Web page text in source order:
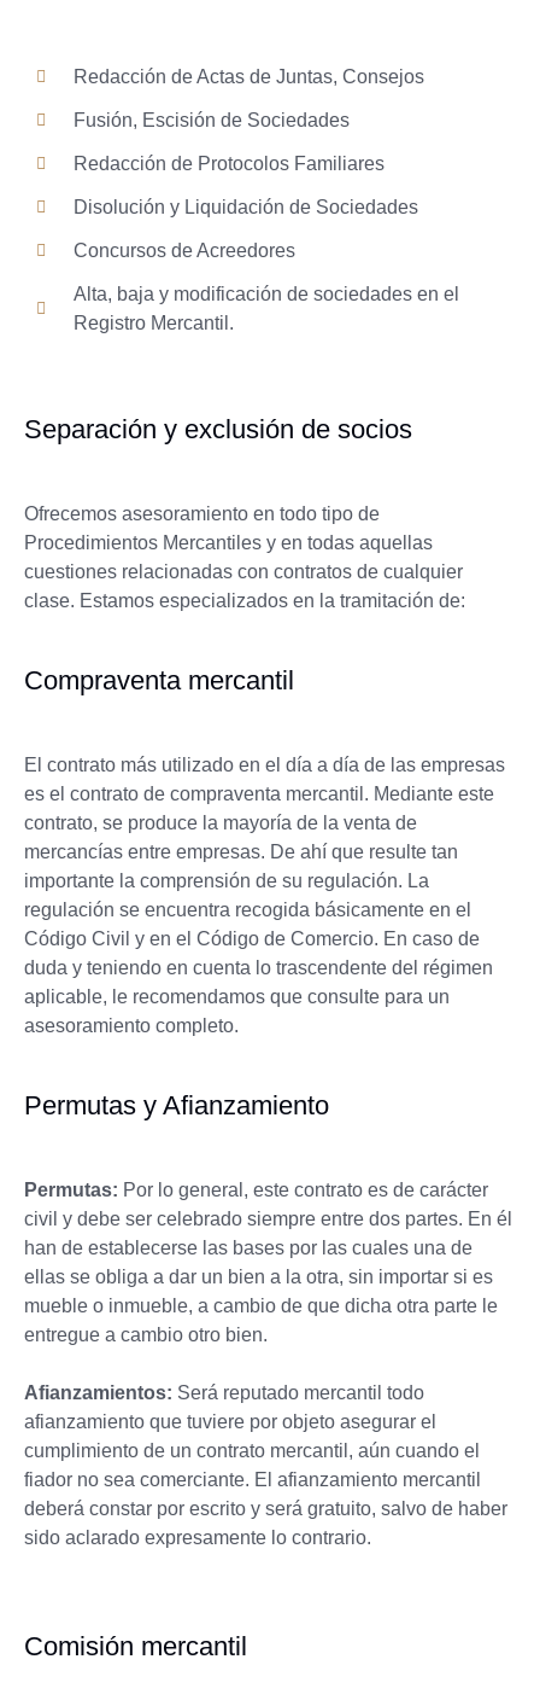
Redacción de Actas de Juntas, Consejos
Fusión, Escisión de Sociedades
Redacción de Protocolos Familiares
Disolución y Liquidación de Sociedades
Concursos de Acreedores
Alta, baja y modificación de sociedades en el
Registro Mercantil.
Separación y exclusión de socios
Ofrecemos asesoramiento en todo tipo de
Procedimientos Mercantiles y en todas aquellas
cuestiones relacionadas con contratos de cualquier
clase. Estamos especializados en la tramitación de:
Compraventa mercantil
El contrato más utilizado en el día a día de las empresas
es el contrato de compraventa mercantil. Mediante este
contrato, se produce la mayoría de la venta de
mercancías entre empresas. De ahí que resulte tan
importante la comprensión de su regulación. La
regulación se encuentra recogida básicamente en el
Código Civil y en el Código de Comercio. En caso de
duda y teniendo en cuenta lo trascendente del régimen
aplicable, le recomendamos que consulte para un
asesoramiento completo.
Permutas y Afianzamiento
Permutas: Por lo general, este contrato es de carácter
civil y debe ser celebrado siempre entre dos partes. En él
han de establecerse las bases por las cuales una de
ellas se obliga a dar un bien a la otra, sin importar si es
mueble o inmueble, a cambio de que dicha otra parte le
entregue a cambio otro bien.
Afianzamientos: Será reputado mercantil todo
afianzamiento que tuviere por objeto asegurar el
cumplimiento de un contrato mercantil, aún cuando el
fiador no sea comerciante. El afianzamiento mercantil
deberá constar por escrito y será gratuito, salvo de haber
sido aclarado expresamente lo contrario.
Comisión mercantil